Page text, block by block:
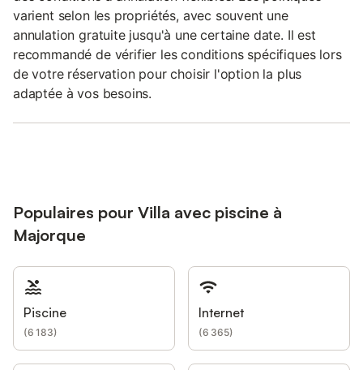
varient selon les propriétés, avec souvent une
annulation gratuite jusqu'à une certaine date. Il est
recommandé de vérifier les conditions spécifiques lors
de votre réservation pour choisir l'option la plus
adaptée à vos besoins.
Populaires pour Villa avec piscine à
Majorque
Piscine
(6 183)
Internet
(6 365)